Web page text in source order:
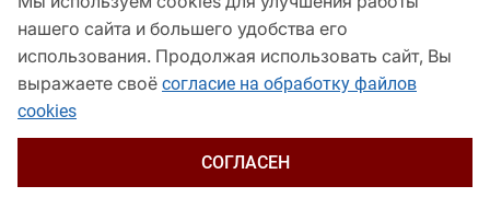
нашего сайта и большего удобства его
использования. Продолжая использовать сайт, Вы
выражаете своё согласие на обработку файлов
cookies
СОГЛАСЕН